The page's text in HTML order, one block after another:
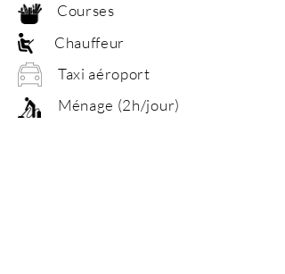
Courses
Chauffeur
Taxi aéroport
Ménage (2h/jour)